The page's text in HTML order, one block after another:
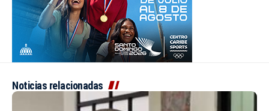
Noticias relacionadas